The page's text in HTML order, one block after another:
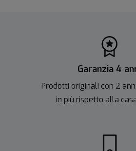
Garanzia 4
Prodotti originali con 2
in più rispetto alla